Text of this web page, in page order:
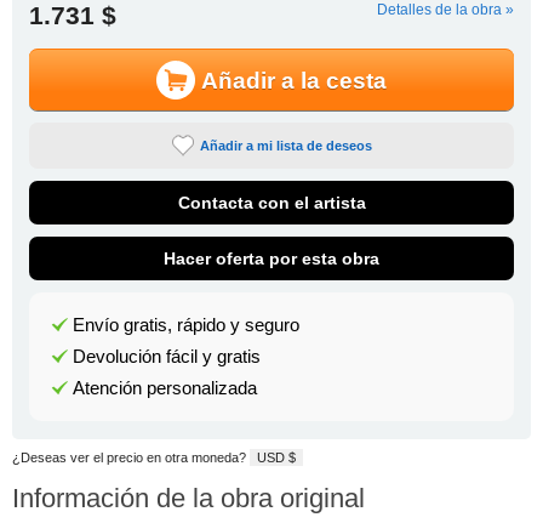
1.731 $ Detalles de la obra »
Añadir a la cesta
Añadir a mi lista de deseos
Contacta con el artista
Hacer oferta por esta obra
Envío gratis, rápido y seguro
Devolución fácil y gratis
Atención personalizada
¿Deseas ver el precio en otra moneda? USD $
Información de la obra original